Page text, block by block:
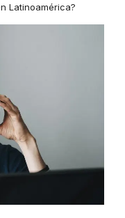
Latinoamérica?